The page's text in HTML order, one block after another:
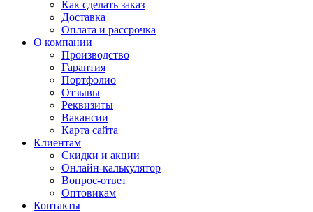
Как сделать заказ
Доставка
Оплата и рассрочка
О компании
Производство
Гарантия
Портфолио
Отзывы
Реквизиты
Вакансии
Карта сайта
Клиентам
Скидки и акции
Онлайн-калькулятор
Вопрос-ответ
Оптовикам
Контакты